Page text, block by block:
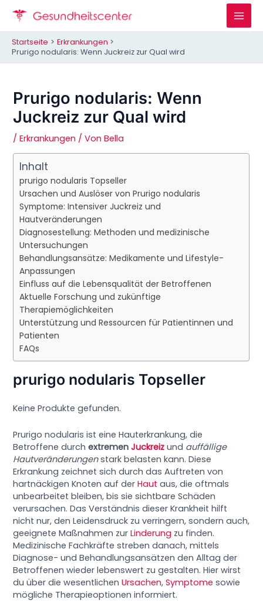
Inhalt
Startseite
Erkrankungen
Prurigo nodularis: Wenn Juckreiz zur Qual wird
Prurigo nodularis: Wenn
Juckreiz zur Qual wird
/Erkrankungen / VonBella
Inhalt
prurigo nodularis Topseller
Ursachen und Auslöser von Prurigo nodularis
Symptome: Intensiver Juckreiz und
Hautveränderungen
Diagnosestellung: Methoden und medizinische
Untersuchungen
Behandlungsansätze: Medikamente und Lifestyle-
Anpassungen
Einfluss auf die Lebensqualität der Betroffenen
Aktuelle Forschung und zukünftige
Therapiemöglichkeiten
Unterstützung und Ressourcen für Patientinnen und
Patienten
FAQs
prurigo nodularis Topseller
Keine Produkte gefunden.
Prurigo nodularis ist eine Hauterkrankung, die
Betroffene durchextremenJuckreiz und auffällige
Hautveränderungenstark belasten kann. Diese
Erkrankung zeichnet sich durch das Auftreten von
hartnäckigen Knoten auf derHaut aus, die oftmals
unbearbeitet bleiben, bis sie sichtbare Schäden
verursachen. Das Verständnis dieser Krankheit hilft
nicht nur, den Leidensdruck zu verringern, sondern auch,
geeignete Maßnahmen zurLinderung zu finden.
Medizinische Fachkräfte streben danach, mittels
Diagnose- und Behandlungsansätzen den Alltag der
Betroffenen wieder lebenswert zu gestalten. Hier wirst
du über die wesentlichenUrsachen,Symptome sowie
mögliche Therapieoptionen informiert.